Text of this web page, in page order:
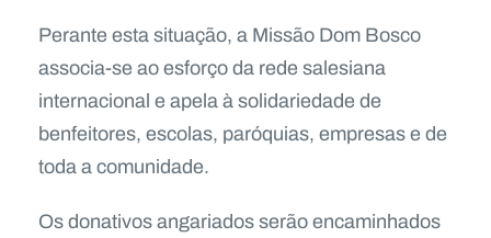
Perante esta situação, a Missão Dom Bosco
associa-se ao esforço da rede salesiana
internacional e apela à solidariedade de
benfeitores, escolas, paróquias, empresas e de
toda a comunidade.
Os donativos angariados serão encaminhados